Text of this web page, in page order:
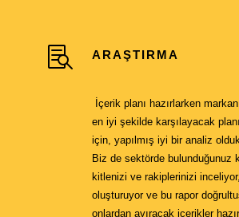
ARAŞTIRMA
İçerik planı hazırlarken
en iyi şekilde karşılayacak
için, yapılmış iyi bir analiz
Biz de sektörde bulunduğunuz
kitlenizi ve rakiplerinizi
oluşturuyor ve bu rapor
onlardan ayıracak içerikler